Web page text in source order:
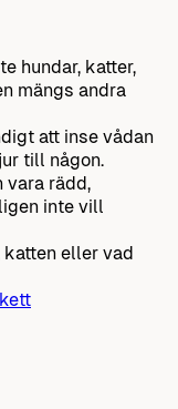
hundar, katter,
mängs andra
att inse vådan
till någon.
vara rädd,
inte vill
eller vad